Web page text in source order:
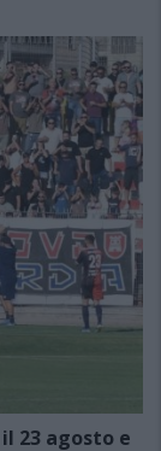
23 agosto e